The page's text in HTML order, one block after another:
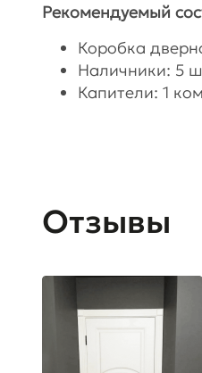
Рекомендуемый
Коробка
Наличники: 5
Капители: 1
Отзывы